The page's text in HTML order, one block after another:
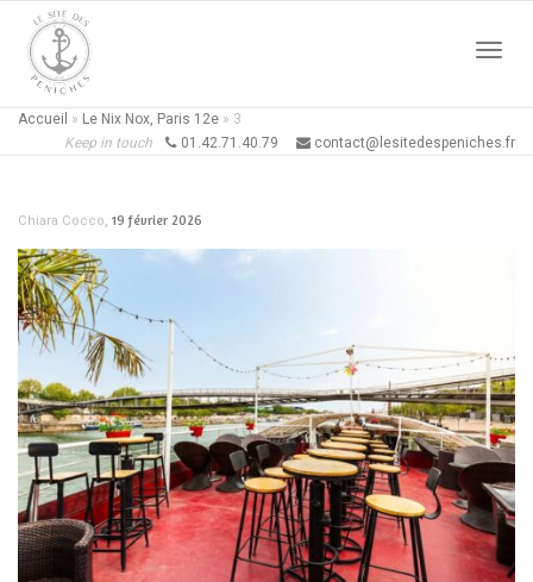
Accueil » Le Nix Nox, Paris 12e » 3
Keep in touch
01.42.71.40.79 contact@lesitedespeniches.fr
Chiara Cocco, 19 février 2026